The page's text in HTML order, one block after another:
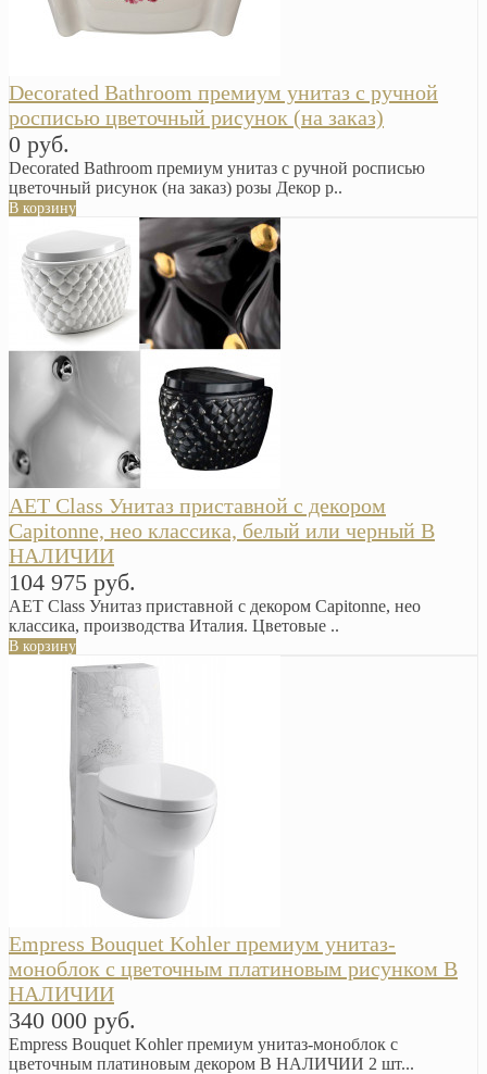
Decorated Bathroom премиум унитаз с ручной
росписью цветочный рисунок (на заказ)
0 руб.
Decorated Bathroom премиум унитаз с ручной росписью
цветочный рисунок (на заказ) розы Декор р..
В корзину
AET Class Унитаз приставной с декором
Сapitonne, нео классика, белый или черный В
НАЛИЧИИ
104 975 руб.
AET Class Унитаз приставной с декором Сapitonne, нео
классика, производства Италия. Цветовые ..
В корзину
Empress Bouquet Kohler премиум унитаз-
моноблок с цветочным платиновым рисунком В
НАЛИЧИИ
340 000 руб.
Empress Bouquet Kohler премиум унитаз-моноблок с
цветочным платиновым декором В НАЛИЧИИ 2 шт...